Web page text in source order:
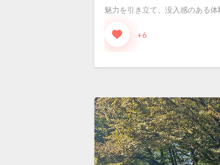
ョ
と
災
用
物
プ
ラ
グ
ン
検
証：
Kawaii
Physics
魅力を引き立て、没入感のある
+6